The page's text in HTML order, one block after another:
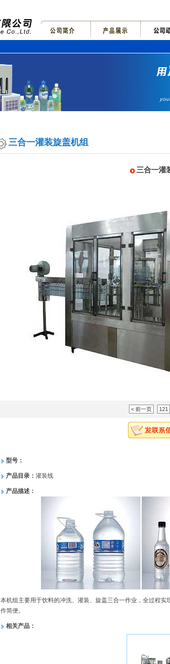
三合一灌装旋盖机组
三合一灌
< 前一页 121
型号：
产品目录： 灌装线
产品描述：
本机组主要用于饮料的冲洗、灌装、旋盖三合一作业，全过程实
作简便。
相关产品：